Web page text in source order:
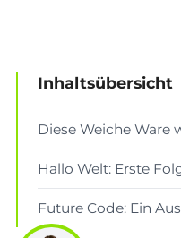
Inhaltsübersicht
Diese Weiche Ware
Hallo Welt: Erste
Future Code: Ein